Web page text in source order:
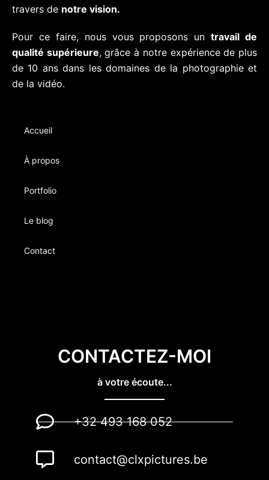
travers de notre vision.
Pour ce faire, nous vous proposons untravail de
qualité supérieure, grâce à notre expérience de plus
de 10 ans dans les domaines de la photographie et
de la vidéo.
Accueil
À propos
Portfolio
Le blog
Contact
CONTACTEZ-MOI
à votre écoute...
+32 493 168 052
contact@clxpictures.be